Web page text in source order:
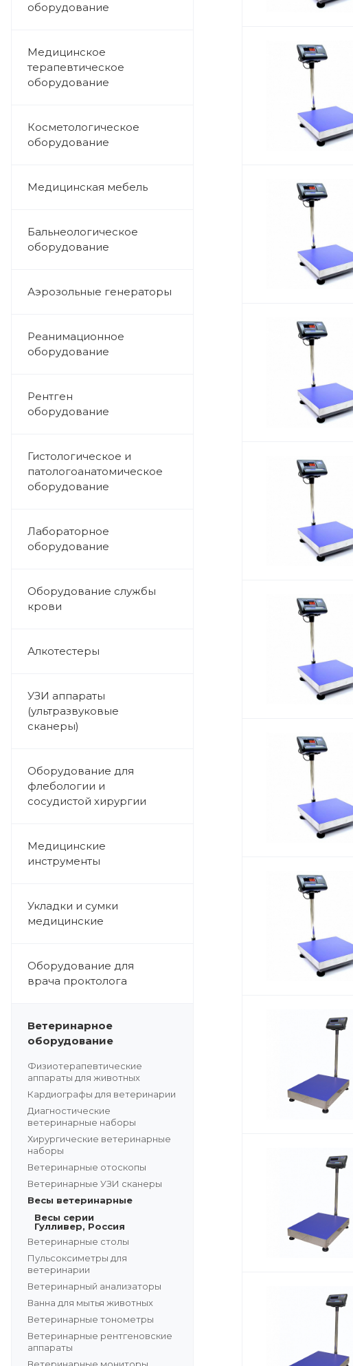
оборудование
Медицинское
терапевтическое
оборудование
Косметологическое
оборудование
Медицинская мебель
Бальнеологическое
оборудование
Аэрозольные генераторы
Реанимационное
оборудование
Рентген
оборудование
Гистологическое и
патологоанатомическое
оборудование
Лабораторное
оборудование
Оборудование службы
крови
Алкотестеры
УЗИ аппараты
(ультразвуковые
сканеры)
Оборудование для
флебологии и
сосудистой хирургии
Медицинские
инструменты
Укладки и сумки
медицинские
Оборудование для
врача проктолога
Ветеринарное
оборудование
Физиотерапевтические
аппараты для животных
Кардиографы для ветеринарии
Диагностические
ветеринарные наборы
Хирургические ветеринарные
наборы
Ветеринарные отоскопы
Ветеринарные УЗИ сканеры
Весы ветеринарные
Весы серии
Гулливер, Россия
Ветеринарные столы
Пульсоксиметры для
ветеринарии
Ветеринарный анализаторы
Ванна для мытья животных
Ветеринарные тонометры
Ветеринарные рентгеновские
аппараты